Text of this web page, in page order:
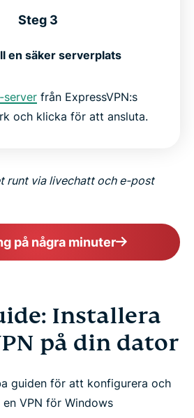
Steg 3
en säker serverplats
server från ExpressVPN:s
och klicka för att ansluta.
runt via livechatt och e-post
på några minuter
Installera
på din dator
guiden för att konfigurera och
en VPN för Windows